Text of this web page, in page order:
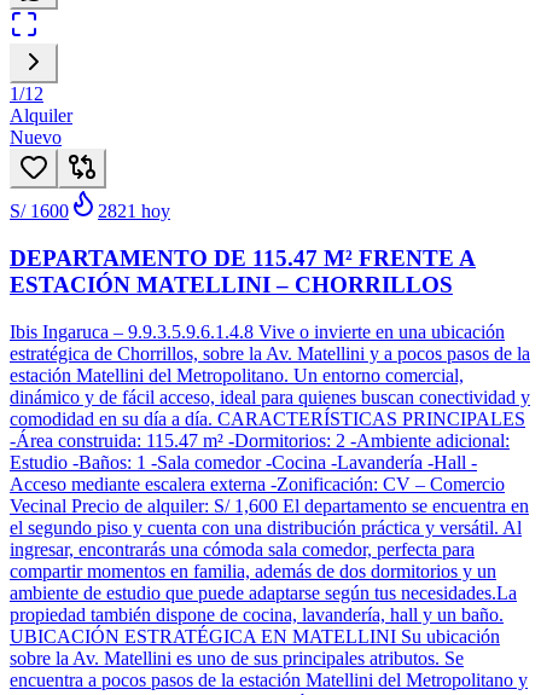
1/12
Alquiler
Nuevo
S/ 1600 2821 hoy
DEPARTAMENTO DE 115.47 M² FRENTE A
ESTACIÓN MATELLINI – CHORRILLOS
Ibis Ingaruca – 9.9.3.5.9.6.1.4.8 Vive o invierte en una ubicación
estratégica de Chorrillos, sobre la Av. Matellini y a pocos pasos de la
estación Matellini del Metropolitano. Un entorno comercial,
dinámico y de fácil acceso, ideal para quienes buscan conectividad y
comodidad en su día a día. CARACTERÍSTICAS PRINCIPALES
-Área construida: 115.47 m² -Dormitorios: 2 -Ambiente adicional:
Estudio -Baños: 1 -Sala comedor -Cocina -Lavandería -Hall -
Acceso mediante escalera externa -Zonificación: CV – Comercio
Vecinal Precio de alquiler: S/ 1,600 El departamento se encuentra en
el segundo piso y cuenta con una distribución práctica y versátil. Al
ingresar, encontrarás una cómoda sala comedor, perfecta para
compartir momentos en familia, además de dos dormitorios y un
ambiente de estudio que puede adaptarse según tus necesidades.La
propiedad también dispone de cocina, lavandería, hall y un baño.
UBICACIÓN ESTRATÉGICA EN MATELLINI Su ubicación
sobre la Av. Matellini es uno de sus principales atributos. Se
encuentra a pocos pasos de la estación Matellini del Metropolitano y